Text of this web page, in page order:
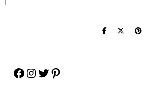
Facebook
Instagram
TwitterPinterest